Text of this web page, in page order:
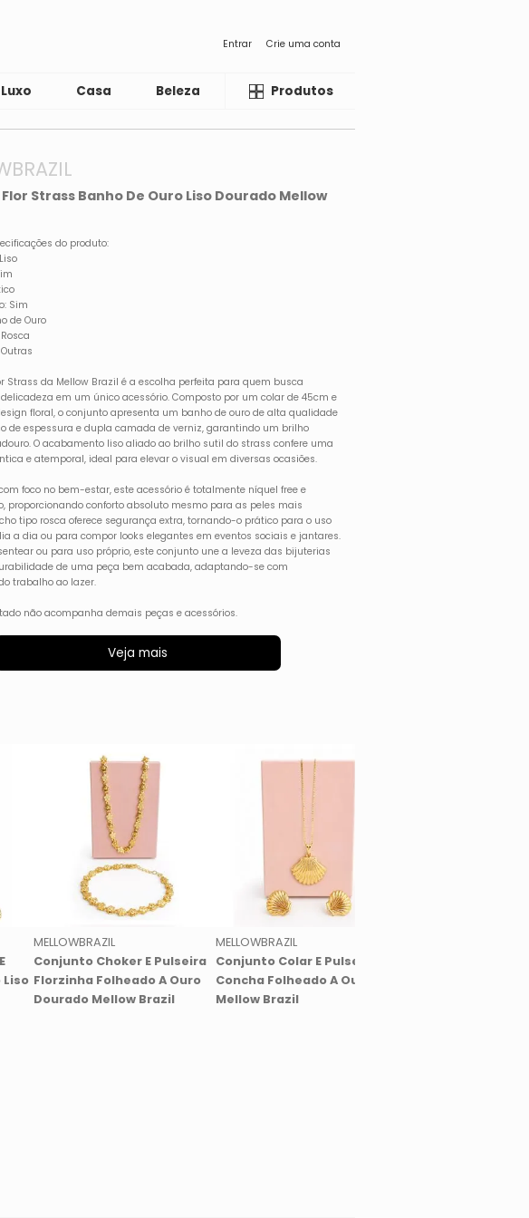
Entrar Crie uma conta
Luxo Casa Beleza LiquidaProdutos
Strass Banho De Ouro Liso Dourado Mellow
do produto:
Sim
de Ouro
Strass da Mellow Brazil é a escolha perfeita para quem busca
em um único acessório. Composto por um colar de 45cm e
floral, o conjunto apresenta um banho de ouro de alta qualidade
de espessura e dupla camada de verniz, garantindo um brilho
O acabamento liso aliado ao brilho sutil do strass confere uma
e atemporal, ideal para elevar o visual em diversas ocasiões.
foco no bem-estar, este acessório é totalmente níquel free e
proporcionando conforto absoluto mesmo para as peles mais
tipo rosca oferece segurança extra, tornando-o prático para o uso
a dia ou para compor looks elegantes em eventos sociais e jantares.
ou para uso próprio, este conjunto une a leveza das bijuterias
de uma peça bem acabada, adaptando-se com
trabalho ao lazer.
não acompanha demais peças e acessórios.
Veja mais
Liso
MELLOWBRAZIL
Conjunto Choker E Pulseira
Florzinha Folheado A Ouro
Dourado Mellow Brazil
MELLOWBRAZIL
Conjunto Colar E Pulseira
Concha Folheado A Ouro
Mellow Brazil